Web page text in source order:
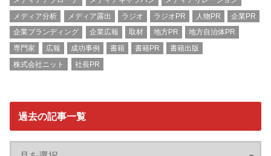
メディア分析
メディア露出 ラジオ ラジオPR 人物PR
企業PR
企業ブランディング
企業広報 取材 地方PR
地方自治体PR
専門家
広報 成功事例 書籍 書籍PR
書籍出版
株式会社ニット
社長PR
過去の記事一覧